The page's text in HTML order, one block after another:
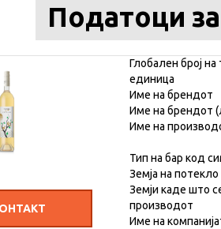
Податоци
Глобален број на
единица
Име на брендот
Име на брендот
Име на
Тип на бар код
Земја на потекло
Земји каде што
производот
Име на